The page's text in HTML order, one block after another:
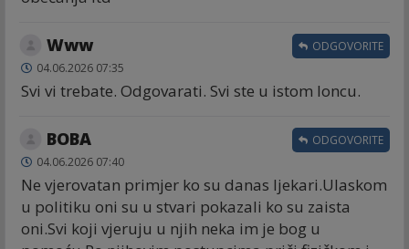
Www
04.06.2026 07:35
Svi vi trebate. Odgovarati. Svi ste u istom loncu.
ODGOVORITE
BOBA
04.06.2026 07:40
Ne vjerovatan primjer ko su danas ljekari.Ulaskom
u politiku oni su u stvari pokazali ko su zaista
oni.Svi koji vjeruju u njih neka im je bog u
ODGOVORITE